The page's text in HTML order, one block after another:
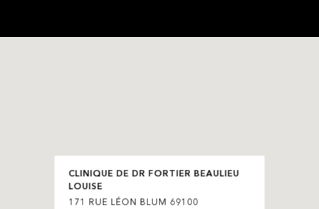
CLINIQUE DE DR FORTIER BEAULIEU
LOUISE
171 RUE LÉON BLUM 69100